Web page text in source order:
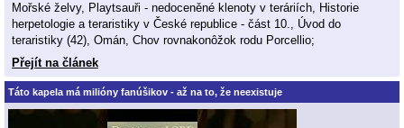
Mořské želvy, Playtsauři - nedoceněné klenoty v teráriích, Historie
herpetologie a teraristiky v České republice - část 10., Úvod do
teraristiky (42), Omán, Chov rovnakonôžok rodu Porcellio;
Přejít na článek
Táto kapela má milióny fanúšikov - až na to, že neexistuje